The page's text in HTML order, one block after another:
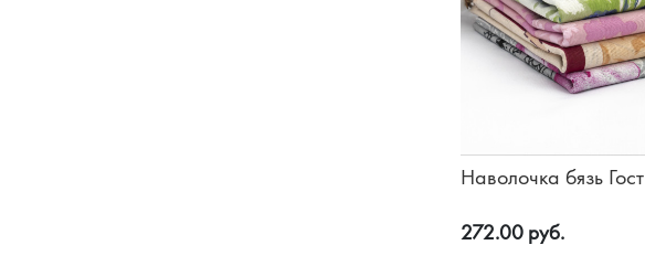
Наволочка бязь Гост
272.00 руб.